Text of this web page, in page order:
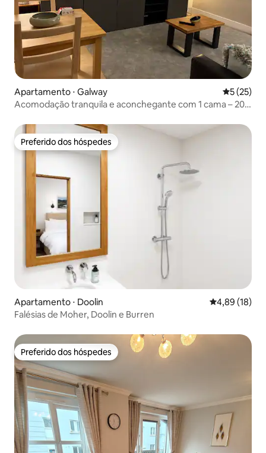
Apartamento ⋅ Galway 5 de uma
5 (25)
Acomodação tranquila e aconchegante com 1 cama – 20
Preferido dos hóspedes
Preferido dos hóspedes
Apartamento ⋅ Doolin 4,89 de uma
4,89 (18)
Falésias de Moher, Doolin e Burren
Preferido dos hóspedes
Preferido dos hóspedes